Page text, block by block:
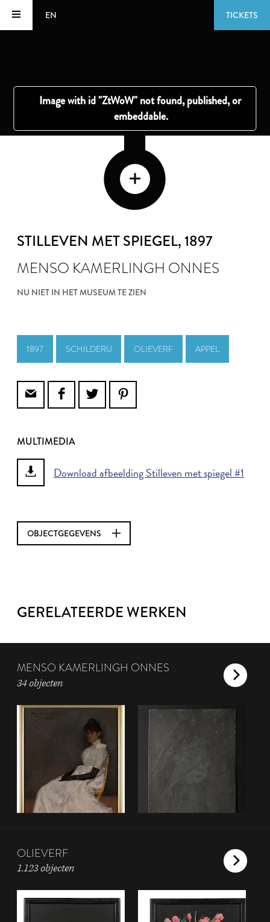
EN TICKETS
STILLEVEN MET SPIEGEL, 1897
MENSO KAMERLINGH ONNES
NU NIET IN HET MUSEUM TE ZIEN
1897 SCHILDERIJ OLIEVERF APPEL
MULTIMEDIA
Download afbeelding Stilleven met spiegel #1
OBJECTGEGEVENS
GERELATEERDE WERKEN
MENSO KAMERLINGH ONNES
34 objecten
OLIEVERF
1.123 objecten